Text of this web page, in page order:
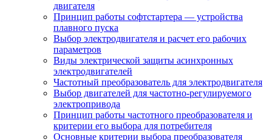
двигателя
Принцип работы софтстартера — устройства
плавного пуска
Выбор электродвигателя и расчет его рабочих
параметров
Виды электрической защиты асинхронных
электродвигателей
Частотный преобразователь для электродвигателя
Выбор двигателей для частотно-регулируемого
электропривода
Принцип работы частотного преобразователя и
критерии его выбора для потребителя
Основные критерии выбора преобразователя